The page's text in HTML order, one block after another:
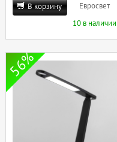
В корзину
Евросвет
10 в наличии
56%